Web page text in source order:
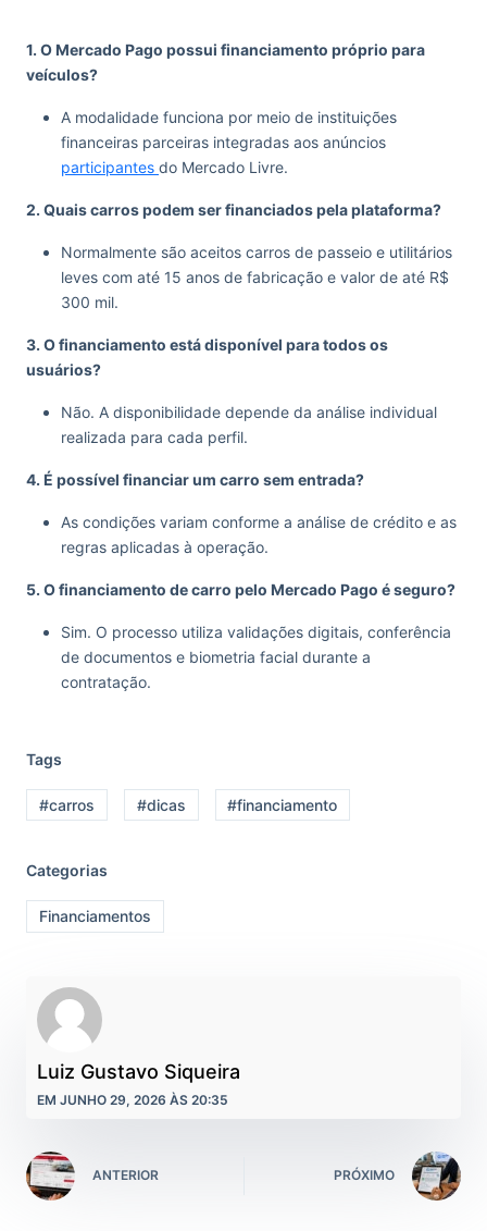
1. O Mercado Pago possui financiamento próprio para
veículos?
A modalidade funciona por meio de instituições
financeiras parceiras integradas aos anúncios
participantes do Mercado Livre.
2. Quais carros podem ser financiados pela plataforma?
Normalmente são aceitos carros de passeio e utilitários
leves com até 15 anos de fabricação e valor de até R$
300 mil.
3. O financiamento está disponível para todos os
usuários?
Não. A disponibilidade depende da análise individual
realizada para cada perfil.
4. É possível financiar um carro sem entrada?
As condições variam conforme a análise de crédito e as
regras aplicadas à operação.
5. O financiamento de carro pelo Mercado Pago é seguro?
Sim. O processo utiliza validações digitais, conferência
de documentos e biometria facial durante a
contratação.
Tags
#carros #dicas #financiamento
Categorias
Financiamentos
Luiz Gustavo Siqueira
EM JUNHO 29, 2026 ÀS 20:35
ANTERIOR PRÓXIMO